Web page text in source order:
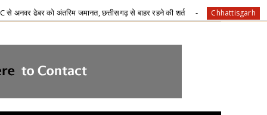
से बाहर रहने की शर्त Chhattisgarh जहाँ कभी पानी की थी चिंता, आज